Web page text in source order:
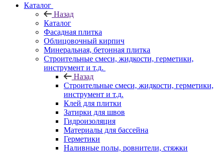
Каталог
Назад
Каталог
Фасадная плитка
Облицовочный кирпич
Минеральная, бетонная плитка
Строительные смеси, жидкости, герметики,
инструмент и т.д.
Назад
Строительные смеси, жидкости, герметики,
инструмент и т.д.
Клей для плитки
Затирки для швов
Гидроизоляция
Материалы для бассейна
Герметики
Наливные полы, ровнители, стяжки